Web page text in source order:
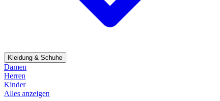
Kleidung & Schuhe
Damen
Herren
Kinder
Alles anzeigen